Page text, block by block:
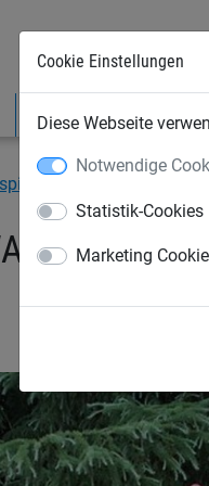
Cookie Einstellungen
Diese Webseite
Notwendige
Statistik-Cookies
Marketing
EXPRESS-SHOP